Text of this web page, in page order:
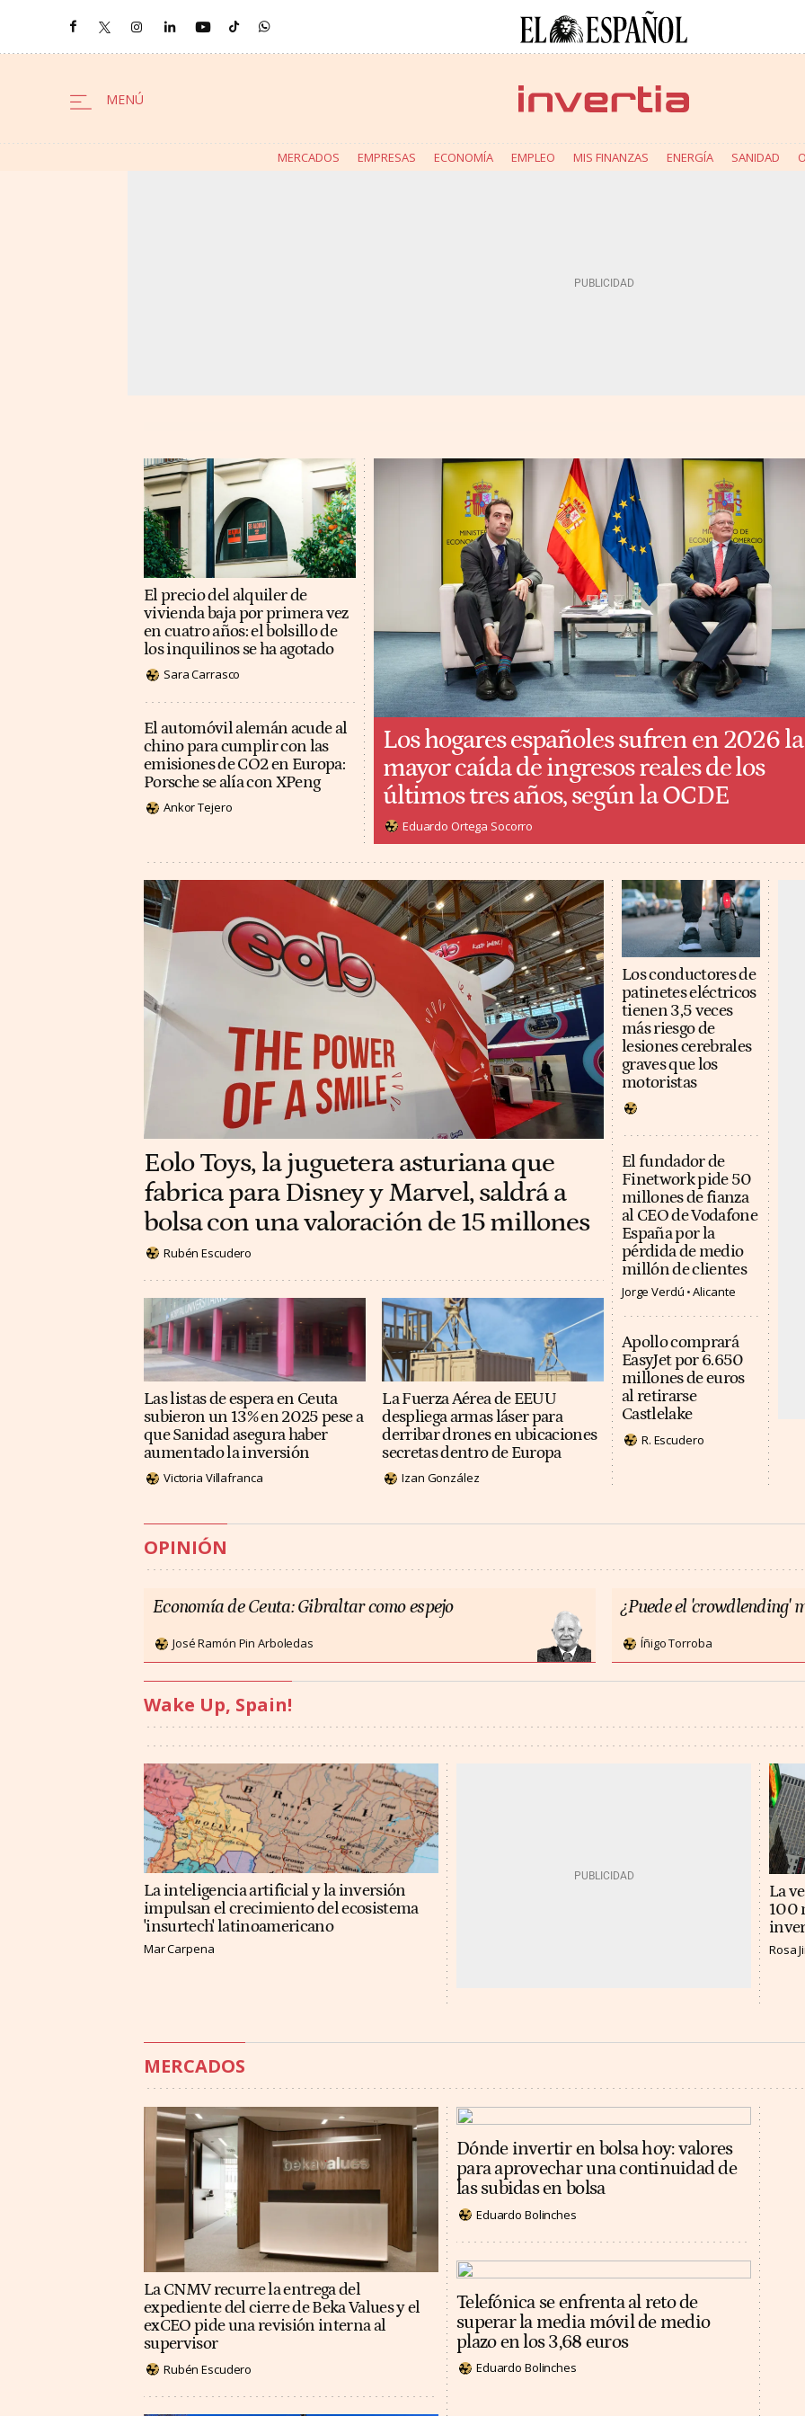
MERCADOS EMPRESAS ECONOMÍA EMPLEO MIS FINANZAS ENERGÍA SANIDAD
El precio del alquiler de
vivienda baja por primera vez
en cuatro años: el bolsillo de
los inquilinos se ha agotado
Sara Carrasco
El automóvil alemán acude al
chino para cumplir con las
emisiones de CO2 en Europa:
Porsche se alía con XPeng
Ankor Tejero
Los hogares españoles sufren en 2026 la
mayor caída de ingresos reales de los
últimos tres años, según la OCDE
Eduardo Ortega Socorro
Eolo Toys, la juguetera asturiana que
fabrica para Disney y Marvel, saldrá a
bolsa con una valoración de 15 millones
Rubén Escudero
Las listas de espera en Ceuta
subieron un 13% en 2025 pese a
que Sanidad asegura haber
aumentado la inversión
Victoria Villafranca
La Fuerza Aérea de EEUU
despliega armas láser para
derribar drones en ubicaciones
secretas dentro de Europa
Izan González
Los conductores de
patinetes eléctricos
tienen 3,5 veces
más riesgo de
lesiones cerebrales
graves que los
motoristas
El fundador de
Finetwork pide 50
millones de fianza
al CEO de Vodafone
España por la
pérdida de medio
millón de clientes
Jorge Verdú Alicante
Apollo comprará
EasyJet por 6.650
millones de euros
al retirarse
Castlelake
R. Escudero
OPINIÓN
Economía de Ceuta: Gibraltar como espejo
José Ramón Pin Arboledas
¿Puede el 'crowdlending'
Íñigo Torroba
Wake Up, Spain!
La inteligencia artificial y la inversión
impulsan el crecimiento del ecosistema
'insurtech' latinoamericano
Mar Carpena
La
100
Rosa
MERCADOS
La CNMV recurre la entrega del
expediente del cierre de Beka Values y el
exCEO pide una revisión interna al
supervisor
Rubén Escudero
Dónde invertir en bolsa hoy: valores
para aprovechar una continuidad de
las subidas en bolsa
Eduardo Bolinches
Telefónica se enfrenta al reto de
superar la media móvil de medio
plazo en los 3,68 euros
Eduardo Bolinches